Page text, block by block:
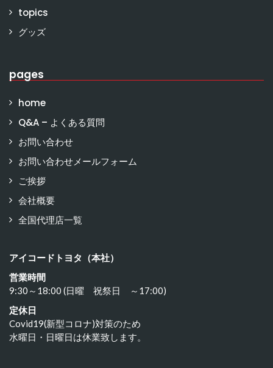
topics
グッズ
pages
home
Q&A – よくある質問
お問い合わせ
お問い合わせメールフォーム
ご挨拶
会社概要
全国代理店一覧
アイコードトヨタ（本社）
営業時間
9:30～18:00 (日曜 祝祭日 ～17:00)
定休日
Covid19(新型コロナ)対策のため
水曜日・日曜日は休業致します。